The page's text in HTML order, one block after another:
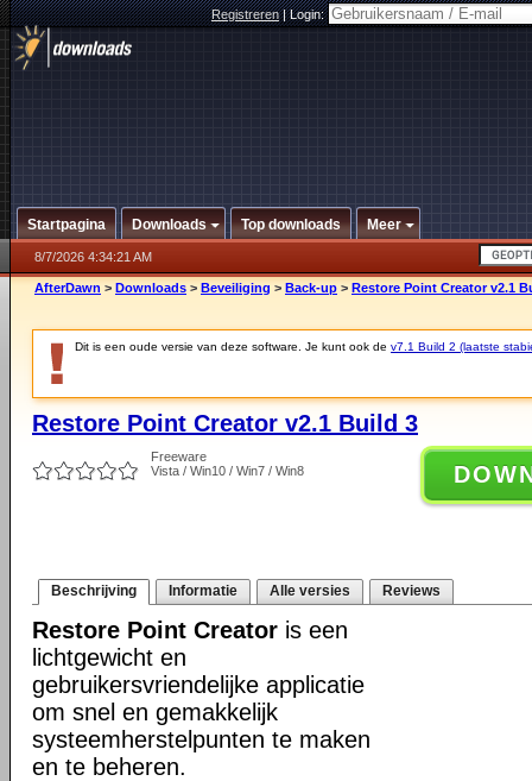
Registreren|Login:
Startpagina Downloads Top downloads Meer
8/7/2026 4:34:21 AM
AfterDawn > Downloads > Beveiliging > Back-up > Restore Point Creator v2.1
Dit is een oude versie van deze software. Je kunt ook de v7.1 Build 2 (laatste
Restore Point Creator v2.1 Build 3
Freeware
Vista / Win10 / Win7 / Win8
Beschrijving Informatie Alle versies Reviews
Restore Point Creator is een
lichtgewicht en
gebruikersvriendelijke applicatie
om snel en gemakkelijk
systeemherstelpunten te maken
en te beheren.